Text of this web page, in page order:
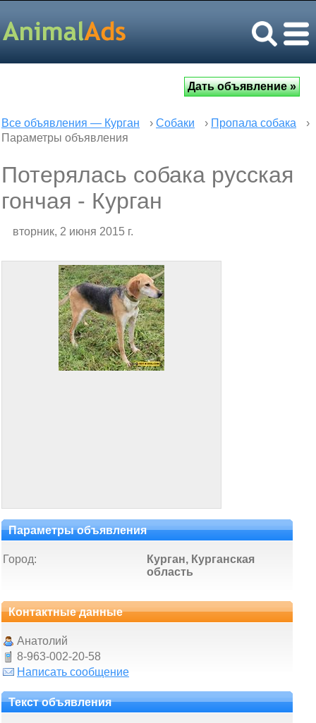
Все объявления — Курган › Собаки › Пропала собака
›
Параметры объявления
Потерялась собака русская
гончая - Курган
вторник, 2 июня 2015 г.
Параметры объявления
Город:
Курган, Курганская
область
Контактные данные
Анатолий
8-963-002-20-58
Написать сообщение
Текст объявления